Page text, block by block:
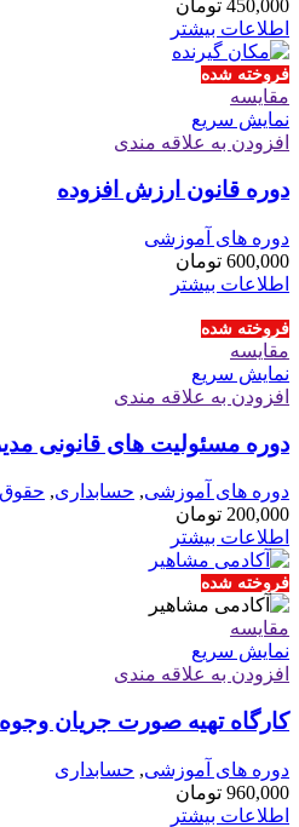
450,000 تومان
اطلاعات بیشتر
فروخته شده
مقايسه
نمایش سریع
افزودن به علاقه مندی
دوره قانون ارزش افزوده
دوره های آموزشی
600,000 تومان
اطلاعات بیشتر
فروخته شده
مقايسه
نمایش سریع
افزودن به علاقه مندی
دوره مسئولیت های قانونی
دوره های آموزشی, حسابداری, حقوق
200,000 تومان
اطلاعات بیشتر
فروخته شده
مقايسه
نمایش سریع
افزودن به علاقه مندی
کارگاه تهیه صورت جریان
دوره های آموزشی, حسابداری
960,000 تومان
اطلاعات بیشتر